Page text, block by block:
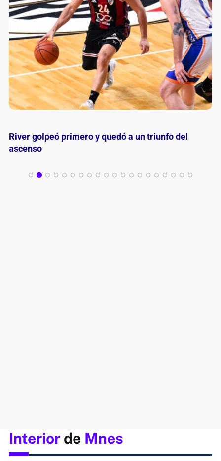
Nelson Peralta volvió a Colonias Gold